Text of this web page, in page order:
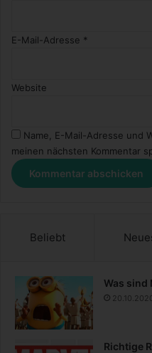
E-Mail-Adresse *
Website
Name, E-Mail-Adresse und
meinen nächsten Kommentar
Beliebt
Was
Richtige